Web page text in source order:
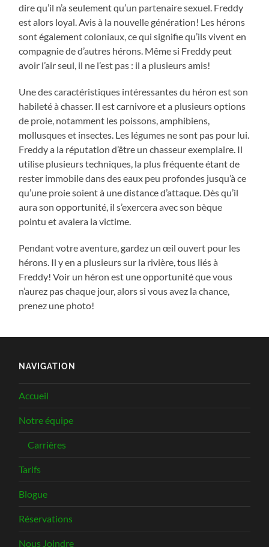
dire qu’il n’a seulement qu’un partenaire sexuel. Freddy
est alors loyal. Avis à la nouvelle génération! Les hérons
sont également coloniaux, ce qui signifie qu’ils vivent en
compagnie de d’autres hérons. Même si Freddy peut
avoir l’air seul, il ne l’est pas : il a plusieurs amis!
Une des caractéristiques intéressantes du héron est son
habileté à chasser. Il est carnivore et a plusieurs options
de proie, notamment les poissons, amphibiens,
mollusques et insectes. Les légumes ne sont pas pour lui.
Freddy a la réputation d’être un chasseur exemplaire. Il
utilise plusieurs techniques, la plus fréquente étant de
rester immobile dans des eaux peu profondes jusqu’à ce
qu’une proie soient à une distance d’attaque. Dès qu’il
aura son opportunité, il s’exercera avec son bèque
pointu et avalera la victime.
Pendant votre aventure, gardez un œil ouvert pour les
hérons. Il y en a plusieurs sur la rivière, tous liés à
Freddy! Voir un héron est une opportunité que vous
n’aurez pas chaque jour, alors si vous avez la chance,
prenez une photo!
NAVIGATION
Accueil
Notre équipe
Carrières
Tarifs
Blogue
Réservations
Nous Joindre